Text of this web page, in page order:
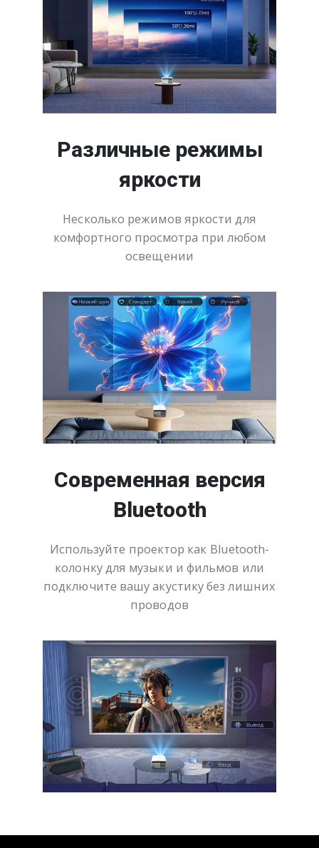
Различные режимы
яркости
Несколько режимов яркости для
комфортного просмотра при любом
освещении
Современная версия
Bluetooth
Используйте проектор как Bluetooth-
колонку для музыки и фильмов или
подключите вашу акустику без лишних
проводов